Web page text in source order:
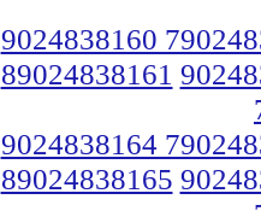
9024838160
89024838161
9024838164
89024838165